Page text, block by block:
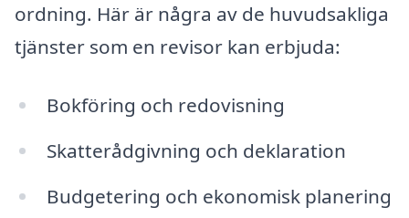
ordning. Här är några av de huvudsakliga
tjänster som en revisor kan erbjuda:
Bokföring och redovisning
Skatterådgivning och deklaration
Budgetering och ekonomisk planering